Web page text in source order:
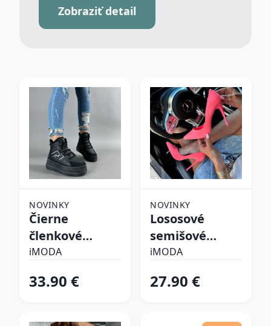
Zobraziť detail
NOVINKY
Čierne
členkové
zateplené
iMODA
33.90 €
NOVINKY
Lososové
semišové
lodičky
iMODA
27.90 €